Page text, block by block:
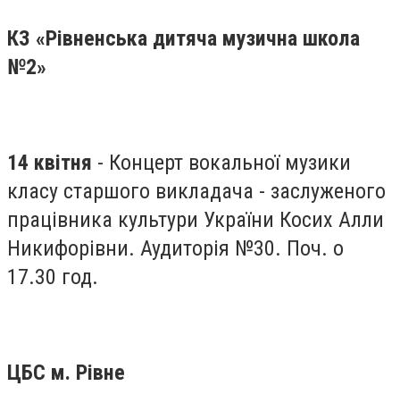
КЗ «Рівненська дитяча музична школа
№2»
14 квітня - Концерт вокальної музики
класу старшого викладача - заслуженого
працівника культури України Косих Алли
Никифорівни. Аудиторія №30. Поч. о
17.30 год.
ЦБС м. Рівне